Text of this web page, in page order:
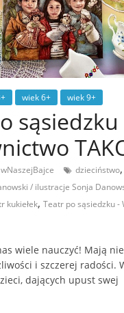
wiek 6+ wiek 9+
sąsiedzku
wNaszejBajce dzieciństwo,
/ ilustracje Sonja
kukiełek, Teatr po sąsiedzku -
wiele nauczyć! Mają
i szczerej radości.
dających upust swej